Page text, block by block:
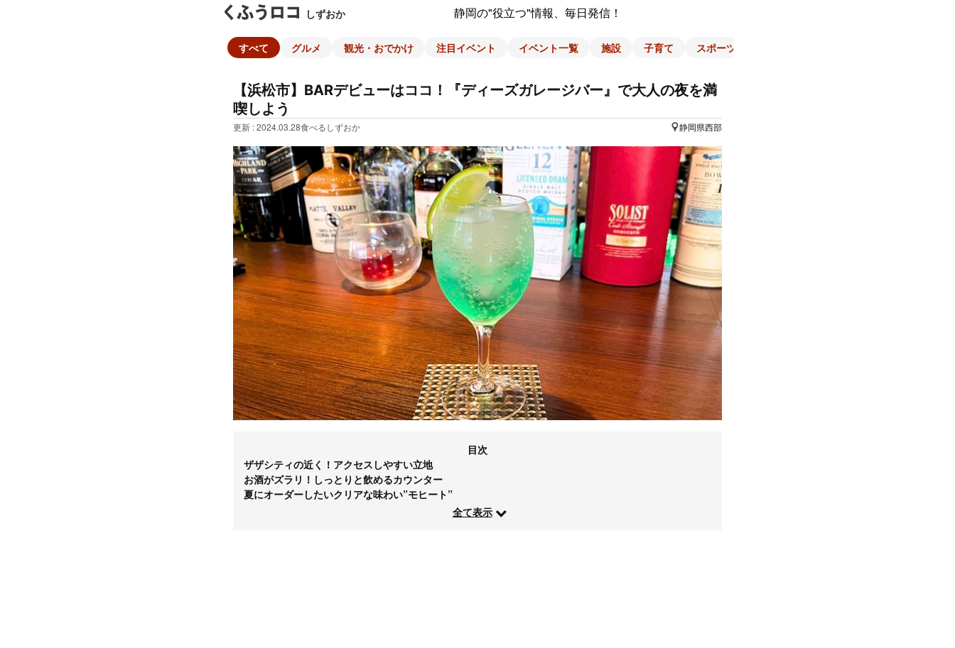
しずおか 静岡の"役立つ"情報、毎日発信！
すべて グルメ 観光・おでかけ 注目イベント イベント一覧 施設 子育て スポーツ
【浜松市】BARデビューはココ！『ディーズガレージバー』で大人の夜を満
喫しよう
更新 : 2024.03.28食べるしずおか 静岡県西部
目次
ザザシティの近く！アクセスしやすい立地
お酒がズラリ！しっとりと飲めるカウンター
夏にオーダーしたいクリアな味わい”モヒート”
全て表示